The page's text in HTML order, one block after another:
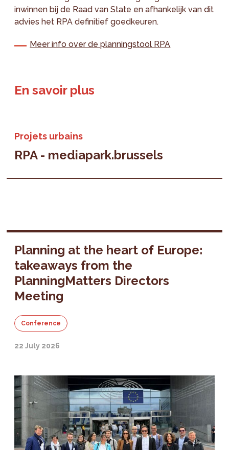
inwinnen bij de Raad van State en afhankelijk van dit
advies het RPA definitief goedkeuren.
Meer info over de planningstool RPA
En savoir plus
Projets urbains
RPA - mediapark.brussels
Planning at the heart of Europe:
takeaways from the
PlanningMatters Directors
Meeting
Conference
22 July 2026